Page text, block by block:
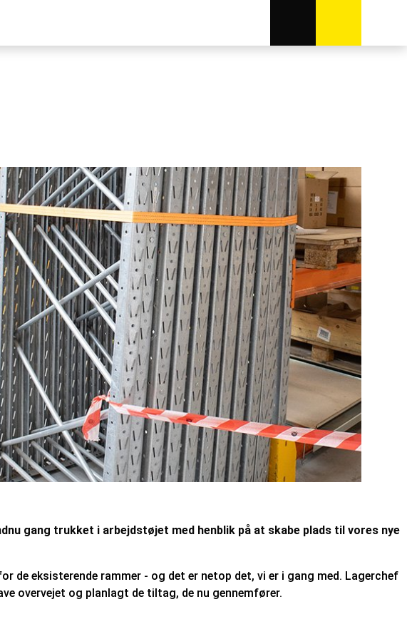
gang trukket i arbejdstøjet med henblik på at skabe plads til vores nye
de eksisterende rammer - og det er netop det, vi er i gang med. Lagerchef
overvejet og planlagt de tiltag, de nu gennemfører.